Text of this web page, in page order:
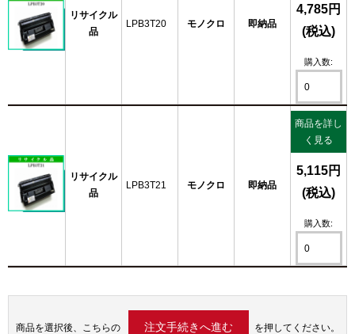
リサイクル
品
LPB3T20 モノクロ 即納品
4,785円
(税込)
購入数:
リサイクル
品
LPB3T21 モノクロ 即納品
商品を詳し
く見る
5,115円
(税込)
購入数:
商品を選択後、こちらの を押してください。